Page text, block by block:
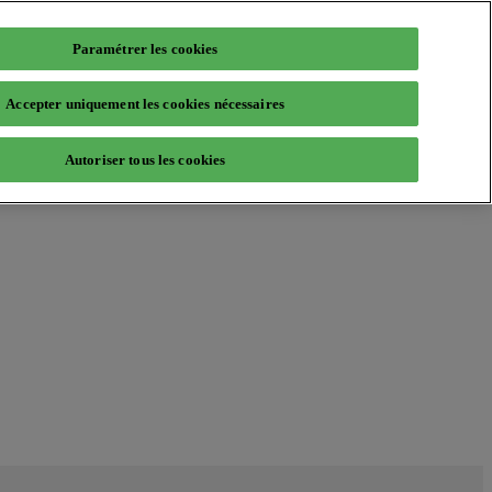
Paramétrer les cookies
Accepter uniquement les cookies nécessaires
Autoriser tous les cookies